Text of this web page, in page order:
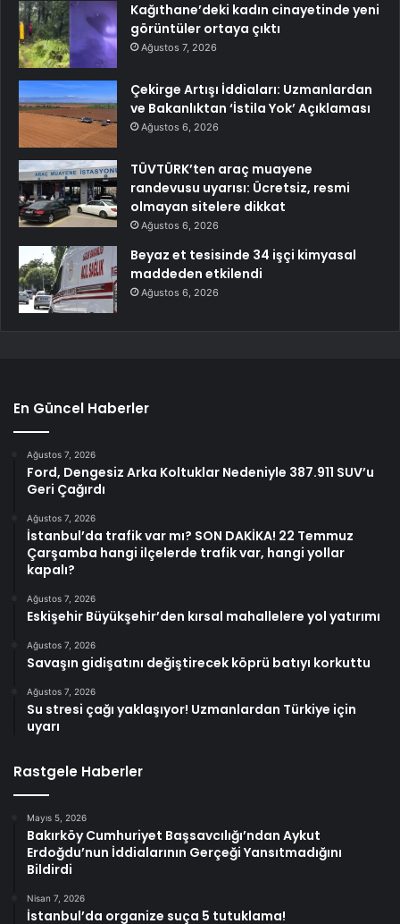
Kağıthane’deki kadın cinayetinde yeni
görüntüler ortaya çıktı
Ağustos 7, 2026
Çekirge Artışı İddiaları: Uzmanlardan
ve Bakanlıktan ‘İstila Yok’ Açıklaması
Ağustos 6, 2026
TÜVTÜRK’ten araç muayene
randevusu uyarısı: Ücretsiz, resmi
olmayan sitelere dikkat
Ağustos 6, 2026
Beyaz et tesisinde 34 işçi kimyasal
maddeden etkilendi
Ağustos 6, 2026
En Güncel Haberler
Ağustos 7, 2026
Ford, Dengesiz Arka Koltuklar Nedeniyle 387.911 SUV’u
Geri Çağırdı
Ağustos 7, 2026
İstanbul’da trafik var mı? SON DAKİKA! 22 Temmuz
Çarşamba hangi ilçelerde trafik var, hangi yollar
kapalı?
Ağustos 7, 2026
Eskişehir Büyükşehir’den kırsal mahallelere yol yatırımı
Ağustos 7, 2026
Savaşın gidişatını değiştirecek köprü batıyı korkuttu
Ağustos 7, 2026
Su stresi çağı yaklaşıyor! Uzmanlardan Türkiye için
uyarı
Rastgele Haberler
Mayıs 5, 2026
Bakırköy Cumhuriyet Başsavcılığı’ndan Aykut
Erdoğdu’nun İddialarının Gerçeği Yansıtmadığını
Bildirdi
Nisan 7, 2026
İstanbul’da organize suça 5 tutuklama!